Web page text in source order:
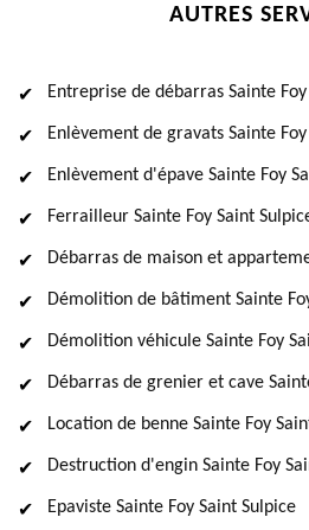
AUTRES
Entreprise de débarras Sainte
Enlèvement de gravats Sainte
Enlèvement d'épave Sainte Foy
Ferrailleur Sainte Foy Saint
Débarras de maison et
Démolition de bâtiment Sainte
Démolition véhicule Sainte Foy
Débarras de grenier et cave
Location de benne Sainte Foy
Destruction d'engin Sainte Foy
Epaviste Sainte Foy Saint Sulpice